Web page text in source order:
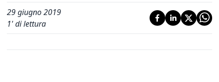
29 giugno 2019
1' di lettura